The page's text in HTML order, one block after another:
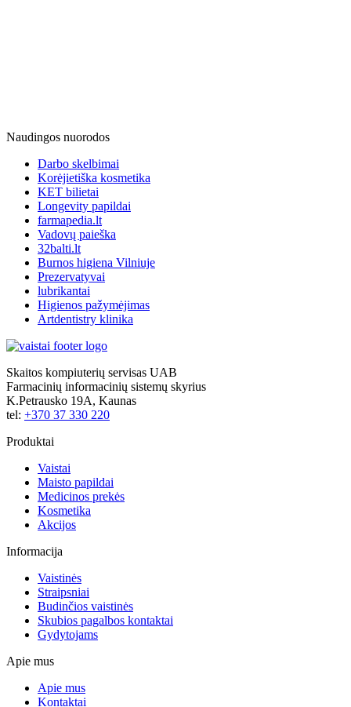
Naudingos nuorodos
Darbo skelbimai
Korėjietiška kosmetika
KET bilietai
Longevity papildai
farmapedia.lt
Vadovų paieška
32balti.lt
Burnos higiena Vilniuje
Prezervatyvai
lubrikantai
Higienos pažymėjimas
Artdentistry klinika
Skaitos kompiuterių servisas UAB
Farmacinių informacinių sistemų skyrius
K.Petrausko 19A, Kaunas
tel: +370 37 330 220
Produktai
Vaistai
Maisto papildai
Medicinos prekės
Kosmetika
Akcijos
Informacija
Vaistinės
Straipsniai
Budinčios vaistinės
Skubios pagalbos kontaktai
Gydytojams
Apie mus
Apie mus
Kontaktai